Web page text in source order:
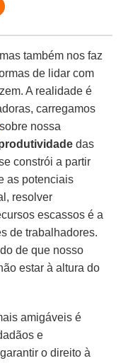
também nos faz
de lidar com
A realidade é
carregamos
nossa
das
constrói a partir
as potenciais
resolver
escassos é a
de trabalhadores.
de que nosso
estar à altura do
amigáveis é
e
o direito à